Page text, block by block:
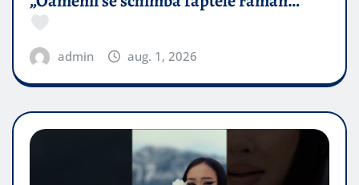
admin aug. 1, 2026